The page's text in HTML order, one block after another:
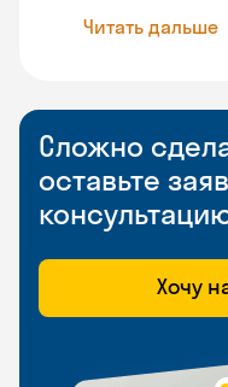
Читать дальше
Сложно
оставьте
Хочу